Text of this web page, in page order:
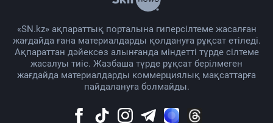
«SN.kz» ақпараттық порталына гиперсілтеме жасалған
жағдайда ғана материалдарды қолдануға рұқсат етіледі.
Ақпараттан дәйексөз алынғанда міндетті түрде сілтеме
жасалуы тиіс. Жазбаша түрде рұқсат берілмеген
жағдайда материалдарды коммерциялық мақсаттарға
пайдалануға болмайды.